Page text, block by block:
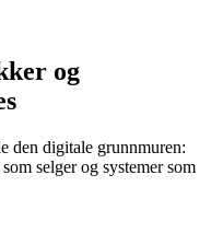
og
den digitale grunnmuren:
selger og systemer som